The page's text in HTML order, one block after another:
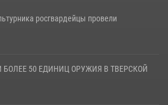
росгвардейцы провели
50 ЕДИНИЦ ОРУЖИЯ В ТВЕРСКОЙ